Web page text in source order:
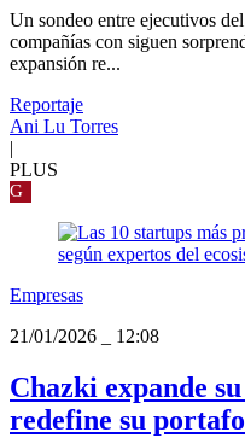
Un sondeo entre ejecutivos
compañías con siguen
expansión re...
Reportaje
Ani Lu Torres
|
PLUS
G
Empresas
21/01/2026
12:08
Chazki expande
redefine su